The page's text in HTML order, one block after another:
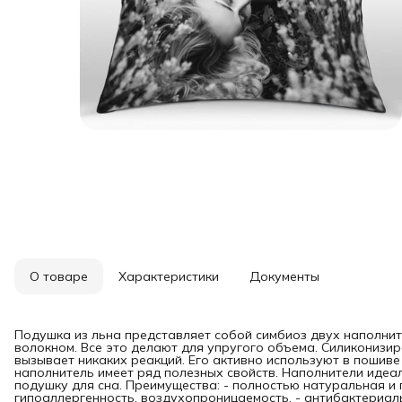
О товаре Характеристики Документы
Подушка из льна представляет собой симбиоз двух
волокном. Все это делают для упругого объема.
вызывает никаких реакций. Его активно используют в
наполнитель имеет ряд полезных свойств. Наполнители
подушку для сна. Преимущества: - полностью натуральная и
гипоаллергенность, воздухопроницаемость, -